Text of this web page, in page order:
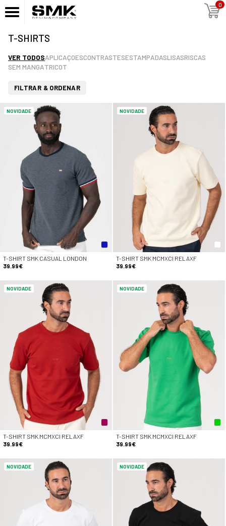
0
T-SHIRTS
VER TODOSAPLICAÇOESCONTRASTESESTAMPADASLISASRISCAS
SEM MANGATRICOT
FILTRAR & ORDENAR
NOVIDADE
T-SHIRT SMK CASUAL LONDON
39.99€
NOVIDADE
T-SHIRT SMK MCMXCI RELAXF
39.99€
NOVIDADE
T-SHIRT SMK MCMXCI RELAXF
39.99€
NOVIDADE
T-SHIRT SMK MCMXCI RELAXF
39.99€
NOVIDADE NOVIDADE